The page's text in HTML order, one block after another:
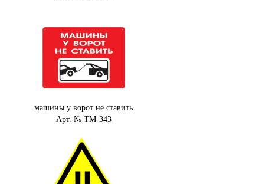
машины у ворот не ставить
Арт. № ТМ-343